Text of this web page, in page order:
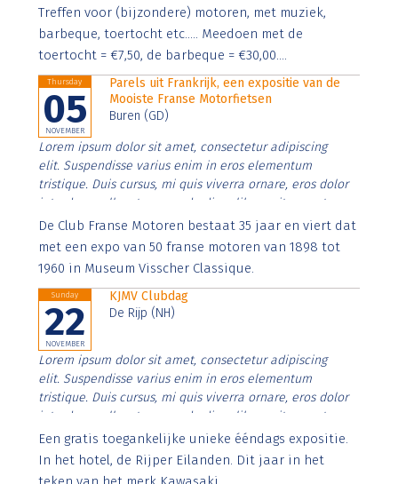
Aenean faucibus nibh et justo cursus id rutrum lorem
imperdiet. Nunc ut sem vitae risus tristique posuere.
Treffen voor (bijzondere) motoren, met muziek,
barbeque, toertocht etc..... Meedoen met de
toertocht = €7,50, de barbeque = €30,00....
Thursday
05
NOVEMBER
Parels uit Frankrijk, een expositie van de
Mooiste Franse Motorfietsen
Buren (GD)
Lorem ipsum dolor sit amet, consectetur adipiscing
elit. Suspendisse varius enim in eros elementum
tristique. Duis cursus, mi quis viverra ornare, eros dolor
interdum nulla, ut commodo diam libero vitae erat.
Aenean faucibus nibh et justo cursus id rutrum lorem
imperdiet. Nunc ut sem vitae risus tristique posuere.
De Club Franse Motoren bestaat 35 jaar en viert dat
met een expo van 50 franse motoren van 1898 tot
1960 in Museum Visscher Classique.
Sunday
22
NOVEMBER
KJMV Clubdag
De Rijp (NH)
Lorem ipsum dolor sit amet, consectetur adipiscing
elit. Suspendisse varius enim in eros elementum
tristique. Duis cursus, mi quis viverra ornare, eros dolor
interdum nulla, ut commodo diam libero vitae erat.
Aenean faucibus nibh et justo cursus id rutrum lorem
imperdiet. Nunc ut sem vitae risus tristique posuere.
Een gratis toegankelijke unieke ééndags expositie.
In het hotel, de Rijper Eilanden. Dit jaar in het